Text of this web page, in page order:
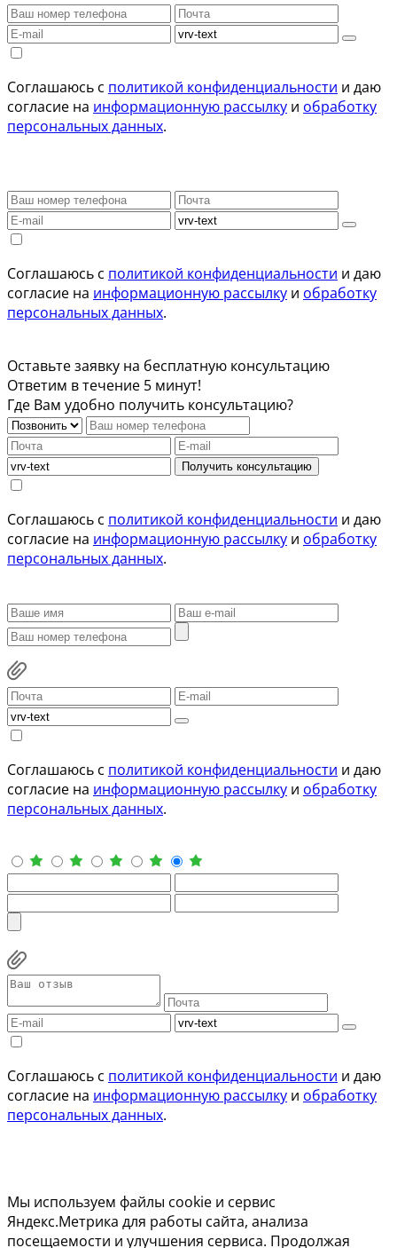
Соглашаюсь с политикой конфиденциальности и даю
согласие на информационную рассылку и обработку
персональных данных.
Соглашаюсь с политикой конфиденциальности и даю
согласие на информационную рассылку и обработку
персональных данных.
Оставьте заявку на бесплатную консультацию
Ответим в течение 5 минут!
Где Вам удобно получить консультацию?
Получить консультацию
Соглашаюсь с политикой конфиденциальности и даю
согласие на информационную рассылку и обработку
персональных данных.
Соглашаюсь с политикой конфиденциальности и даю
согласие на информационную рассылку и обработку
персональных данных.
Соглашаюсь с политикой конфиденциальности и даю
согласие на информационную рассылку и обработку
персональных данных.
Мы используем файлы cookie и сервис
Яндекс.Метрика для работы сайта, анализа
посещаемости и улучшения сервиса. Продолжая